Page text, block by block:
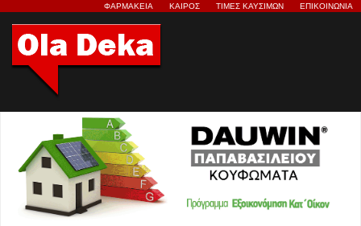
ΦΑΡΜΑΚΕΙΑ ΚΑΙΡΟΣ ΤΙΜΕΣ ΚΑΥΣΙΜΩΝ ΕΠΙΚΟΙΝΩΝΙΑ